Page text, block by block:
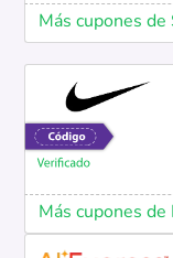
Más cupones de
Más cupones de